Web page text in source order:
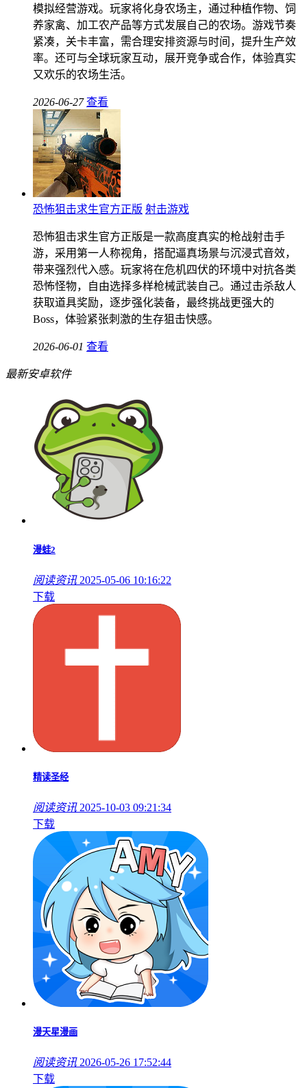
模拟经营游戏。玩家将化身农场主，通过种植作物、饲
养家禽、加工农产品等方式发展自己的农场。游戏节奏
紧凑，关卡丰富，需合理安排资源与时间，提升生产效
率。还可与全球玩家互动，展开竞争或合作，体验真实
又欢乐的农场生活。
2026-06-27 查看
恐怖狙击求生官方正版 射击游戏
恐怖狙击求生官方正版是一款高度真实的枪战射击手
游，采用第一人称视角，搭配逼真场景与沉浸式音效，
带来强烈代入感。玩家将在危机四伏的环境中对抗各类
恐怖怪物，自由选择多样枪械武装自己。通过击杀敌人
获取道具奖励，逐步强化装备，最终挑战更强大的
Boss，体验紧张刺激的生存狙击快感。
2026-06-01 查看
最新安卓软件
漫蛙2
阅读资讯 2025-05-06 10:16:22
下载
精读圣经
阅读资讯 2025-10-03 09:21:34
下载
漫天星漫画
阅读资讯 2026-05-26 17:52:44
下载